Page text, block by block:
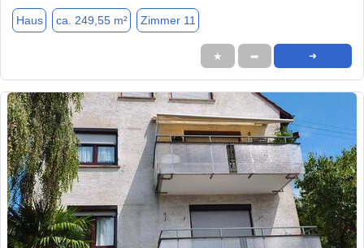
Haus ca. 249,55 m² Zimmer 11
★ ➦ ➜